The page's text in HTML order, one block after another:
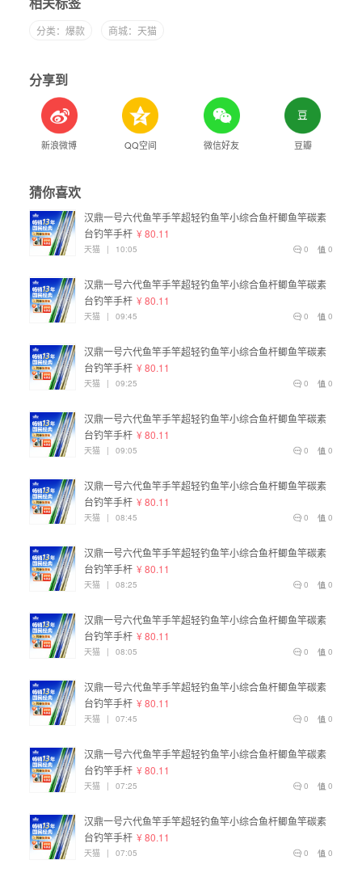
分类：爆款 商城：天猫
分享到
新浪微博 QQ空间 微信好友 豆瓣
猜你喜欢
汉鼎一号六代鱼竿手竿超轻钓鱼竿小综合鱼杆鲫鱼竿碳素
台钓竿手杆 ¥ 80.11
0
0
天猫 | 10:05
汉鼎一号六代鱼竿手竿超轻钓鱼竿小综合鱼杆鲫鱼竿碳素
台钓竿手杆 ¥ 80.11
0
0
天猫 | 09:45
汉鼎一号六代鱼竿手竿超轻钓鱼竿小综合鱼杆鲫鱼竿碳素
台钓竿手杆 ¥ 80.11
0
0
天猫 | 09:25
汉鼎一号六代鱼竿手竿超轻钓鱼竿小综合鱼杆鲫鱼竿碳素
台钓竿手杆 ¥ 80.11
0
0
天猫 | 09:05
汉鼎一号六代鱼竿手竿超轻钓鱼竿小综合鱼杆鲫鱼竿碳素
台钓竿手杆 ¥ 80.11
0
0
天猫 | 08:45
汉鼎一号六代鱼竿手竿超轻钓鱼竿小综合鱼杆鲫鱼竿碳素
台钓竿手杆 ¥ 80.11
0
0
天猫 | 08:25
汉鼎一号六代鱼竿手竿超轻钓鱼竿小综合鱼杆鲫鱼竿碳素
台钓竿手杆 ¥ 80.11
0
0
天猫 | 08:05
汉鼎一号六代鱼竿手竿超轻钓鱼竿小综合鱼杆鲫鱼竿碳素
台钓竿手杆 ¥ 80.11
0
0
天猫 | 07:45
汉鼎一号六代鱼竿手竿超轻钓鱼竿小综合鱼杆鲫鱼竿碳素
台钓竿手杆 ¥ 80.11
0
0
天猫 | 07:25
汉鼎一号六代鱼竿手竿超轻钓鱼竿小综合鱼杆鲫鱼竿碳素
台钓竿手杆 ¥ 80.11
0
0
天猫 | 07:05